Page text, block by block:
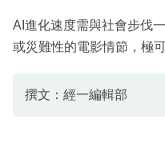
AI進化速度需與社會步伐
或災難性的電影情節，極
撰文：經一編輯部